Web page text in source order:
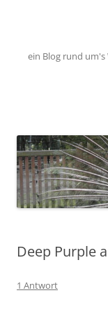
ein Blog rund
Deep Purple
1 Antwort